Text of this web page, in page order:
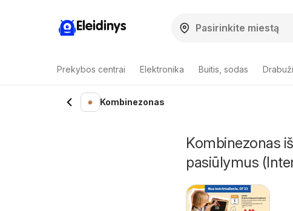
Eleidinys
Prekybos centrai Elektronika Buitis, sodas
Kombinezonas
Kombinezonas
pasiūlymus